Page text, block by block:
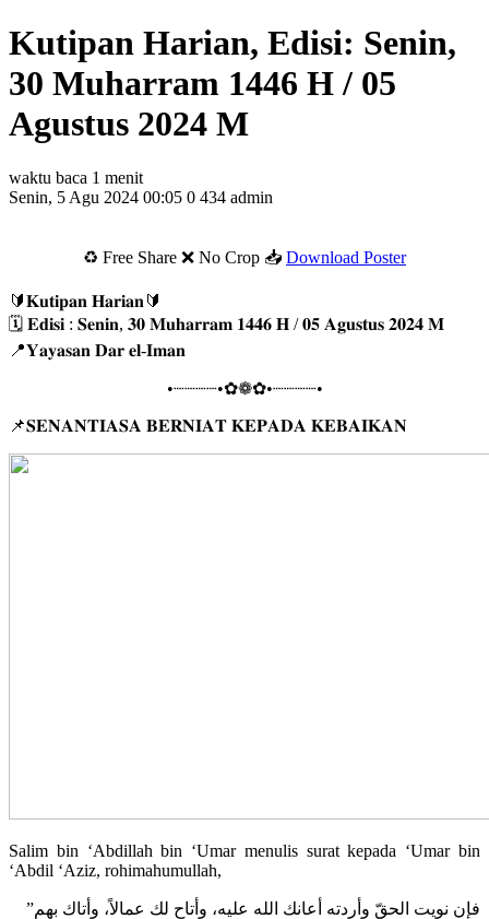
Kutipan Harian, Edisi: Senin,
30 Muharram 1446 H / 05
Agustus 2024 M
waktu baca 1 menit
Senin, 5 Agu 2024 00:05 0 434 admin
♻️ Free Share ❌ No Crop 📥 Download Poster
🔰𝐊𝐮𝐭𝐢𝐩𝐚𝐧 𝐇𝐚𝐫𝐢𝐚𝐧🔰
🗓 𝐄𝐝𝐢𝐬𝐢 : 𝐒𝐞𝐧𝐢𝐧, 𝟑𝟎 𝐌𝐮𝐡𝐚𝐫𝐫𝐚𝐦 𝟏𝟒𝟒𝟔 𝐇 / 𝟎𝟓 𝐀𝐠𝐮𝐬𝐭𝐮𝐬 𝟐𝟎𝟐𝟒 𝐌
📍𝐘𝐚𝐲𝐚𝐬𝐚𝐧 𝐃𝐚𝐫 𝐞𝐥-𝐈𝐦𝐚𝐧
•┈┈┈┈•✿❁✿•┈┈┈┈•
📌𝐒𝐄𝐍𝐀𝐍𝐓𝐈𝐀𝐒𝐀 𝐁𝐄𝐑𝐍𝐈𝐀𝐓 𝐊𝐄𝐏𝐀𝐃𝐀 𝐊𝐄𝐁𝐀𝐈𝐊𝐀𝐍
Salim bin ‘Abdillah bin ‘Umar menulis surat kepada ‘Umar bin
‘Abdil ‘Aziz, rohimahumullah,
”فإن نويت الحقّ وأردته أعانك الله عليه، وأتاح لك عمالاً، وأتاك بهم